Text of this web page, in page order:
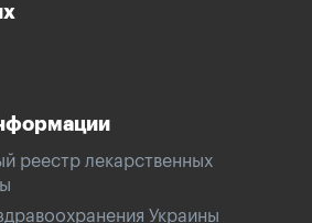
реестр лекарственных
Украины